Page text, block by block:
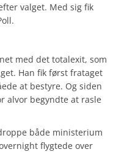
valget. Med sig fik
med det totalexit, som
Han fik først frataget
at bestyre. Og siden
alvor begyndte at rasle
både ministerium
flygtede over